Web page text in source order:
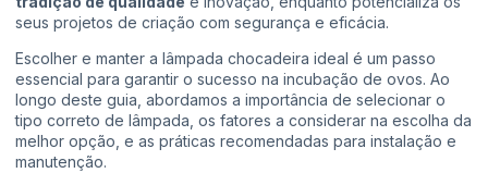
seus projetos de criação com segurança e eficácia.
Escolher e manter a lâmpada chocadeira ideal é um passo
essencial para garantir o sucesso na incubação de ovos. Ao
longo deste guia, abordamos a importância de selecionar o
tipo correto de lâmpada, os fatores a considerar na escolha da
melhor opção, e as práticas recomendadas para instalação e
manutenção.